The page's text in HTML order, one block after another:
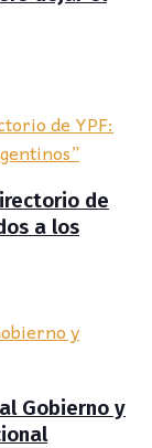
de
a los
Gobierno y